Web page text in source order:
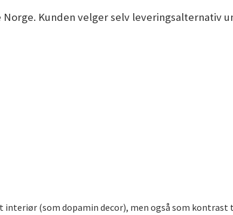
Kunden velger selv leveringsalternativ
(som dopamin decor), men også som